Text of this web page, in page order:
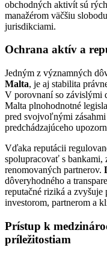
obchodných aktivít sú
manažérom väčšiu
jurisdikciami.
Ochrana aktív a
Jedným z významných
Malta, je aj stabilita
V porovnaní so závislými
Malta plnohodnotné
pred svojvoľnými
predchádzajúceho
Vďaka reputácii
spolupracovať s
renomovaných partnerov.
dôveryhodného a
reputačné riziká a
investorom, partnerom a
Prístup k
príležitostiam